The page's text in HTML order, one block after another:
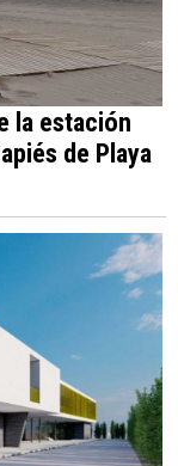
la estación
de Playa